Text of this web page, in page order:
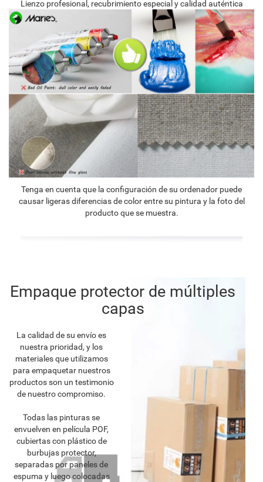
Lienzo profesional, recubrimiento especial y calidad auténtica
Tenga en cuenta que la configuración de su ordenador puede
causar ligeras diferencias de color entre su pintura y la foto del
producto que se muestra.
Empaque protector de múltiples
capas
La calidad de su envío es
nuestra prioridad, y los
materiales que utilizamos
para empaquetar nuestros
productos son un testimonio
de nuestro compromiso.
Todas las pinturas se
envuelven en película POF,
cubiertas con plástico de
burbujas protector,
separadas por paneles de
espuma y luego colocadas